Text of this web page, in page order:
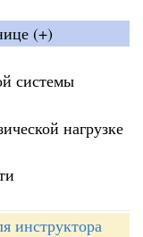
(+)
системы
нагрузке
инструктора